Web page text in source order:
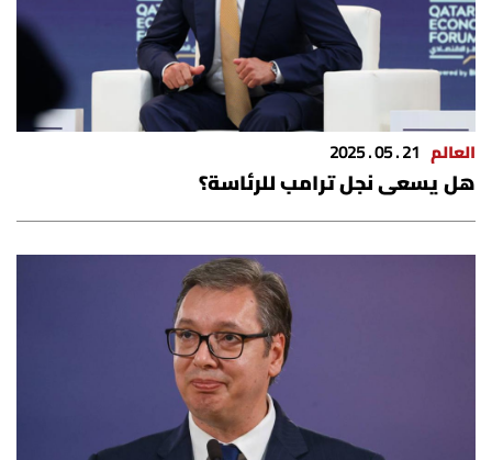
للتواصل معنا
شروط الإشتراك
Digital solutions by
العالم 21 . 05 . 2025
هل يسعى نجل ترامب للرئاسة؟